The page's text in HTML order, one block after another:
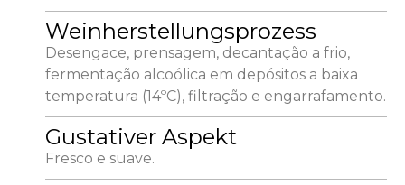
Weinherstellungsprozess
Desengace, prensagem, decantação a frio,
fermentação alcoólica em depósitos a baixa
temperatura (14ºC), filtração e engarrafamento.
Gustativer Aspekt
Fresco e suave.